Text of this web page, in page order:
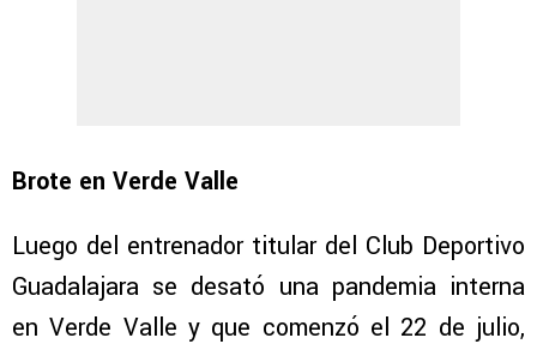
Brote en Verde Valle
Luego del entrenador titular del Club Deportivo
Guadalajara se desató una pandemia interna
en Verde Valle y que comenzó el 22 de julio,